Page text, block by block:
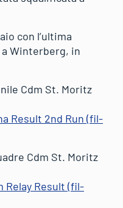
con l’ultima
Winterberg, in
Cdm St. Moritz
Result 2nd Run (fil-
Cdm St. Moritz
Relay Result (fil-